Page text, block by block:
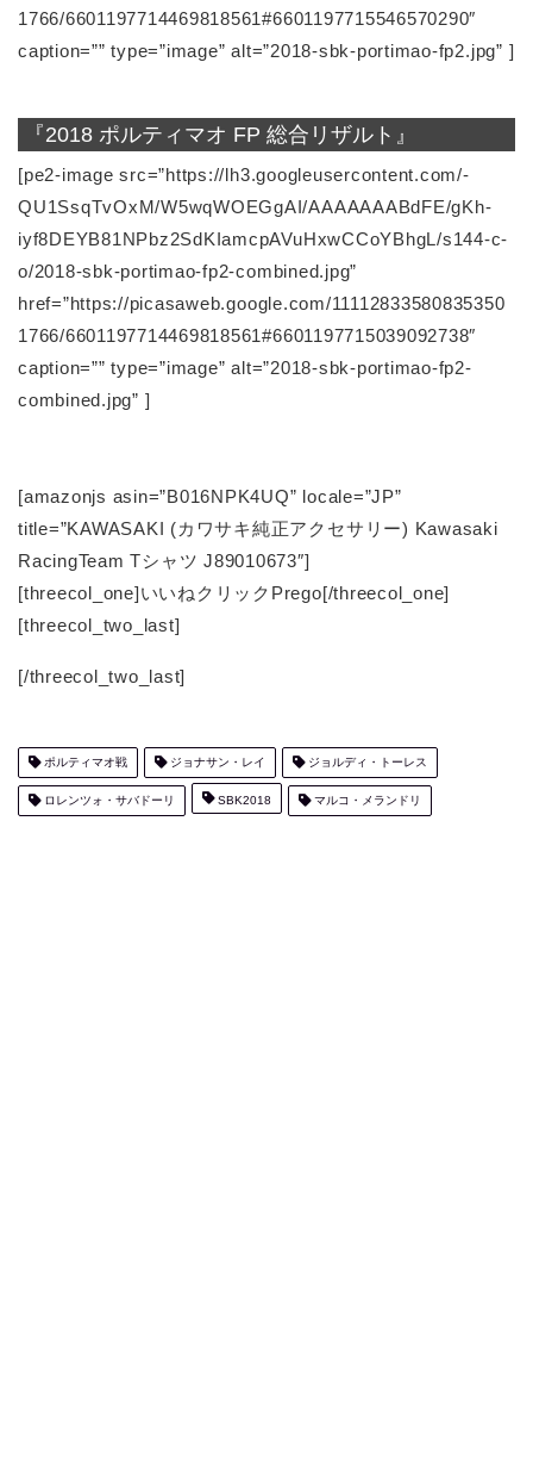
1766/6601197714469818561#6601197715546570290″
caption=”” type=”image” alt=”2018-sbk-portimao-fp2.jpg” ]
『2018 ポルティマオ FP 総合リザルト』
[pe2-image src=”https://lh3.googleusercontent.com/-
QU1SsqTvOxM/W5wqWOEGgAI/AAAAAAABdFE/gKh-
iyf8DEYB81NPbz2SdKIamcpAVuHxwCCoYBhgL/s144-c-
o/2018-sbk-portimao-fp2-combined.jpg”
href=”https://picasaweb.google.com/11112833580835350
1766/6601197714469818561#6601197715039092738″
caption=”” type=”image” alt=”2018-sbk-portimao-fp2-
combined.jpg” ]
[amazonjs asin=”B016NPK4UQ” locale=”JP”
title=”KAWASAKI (カワサキ純正アクセサリー) Kawasaki
RacingTeam Tシャツ J89010673″]
[threecol_one]いいねクリックPrego[/threecol_one]
[threecol_two_last]
[/threecol_two_last]
ポルティマオ戦 ジョナサン・レイ ジョルディ・トーレス
ロレンツォ・サバドーリ SBK2018 マルコ・メランドリ